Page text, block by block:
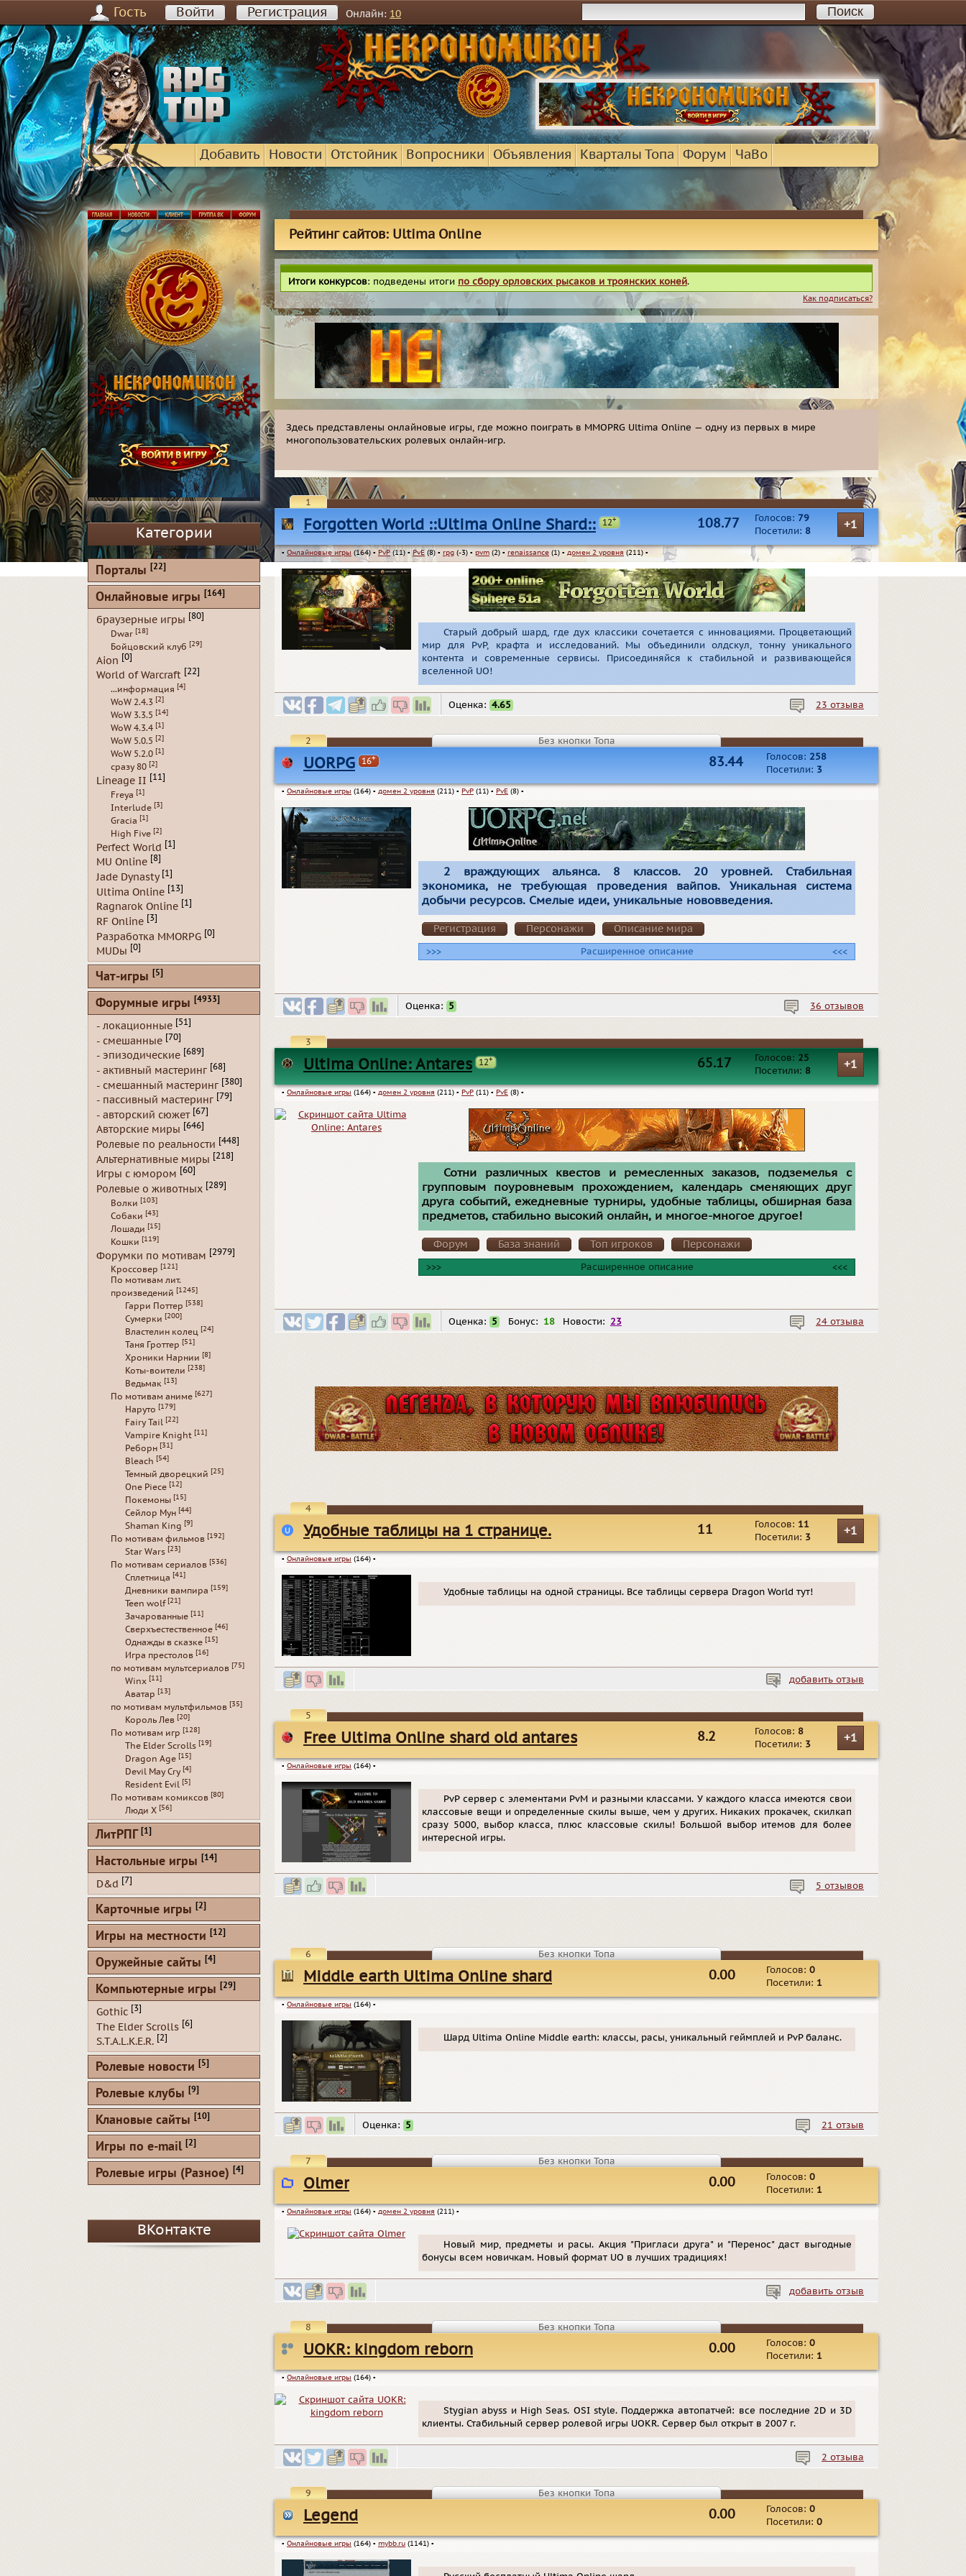
Гость Войти Регистрация Онлайн: 10
Добавить Новости Отстойник Вопросники Объявления Кварталы Топа Форум ЧаВо
Рейтинг сайтов: Ultima Online
Итоги конкурсов: подведены итоги по сбору орловских рысаков и троянских коней.
Как подписаться?
Здесь представлены онлайновые игры, где можно поиграть в MMOPRG Ultima Online — одну из первых в мире
многопользовательских ролевых онлайн-игр.
1
Forgotten World ::Ultima Online Shard:: 12+ +1
Голосов: 79
Посетили: 8
108.77
▪ Онлайновые игры (164) ▪ PvP(11) ▪PvE (8) ▪ rpg (-3) ▪ pvm (2) ▪ renaissance (1) ▪ домен 2 уровня (211) ▪
Старый добрый шард, где дух классики сочетается с инновациями. Процветающий
мир для PvP, крафта и исследований. Мы объединили олдскул, тонну уникального
контента и современные сервисы. Присоединяйся к стабильной и развивающейся
вселенной UO!
Оценка: 4.65 23 отзыва
Без кнопки Топа
2
UORPG 16+ Голосов: 258
Посетили: 3
83.44
▪ Онлайновые игры (164) ▪ домен 2 уровня (211) ▪ PvP (11) ▪ PvE (8) ▪
2 враждующих альянса. 8 классов. 20 уровней. Cтабильная
экономика, не требующая проведения вайпов. Уникальная система
добычи ресурсов. Cмелые идеи, уникальные нововведения.
Регистрация Персонажи Описание мира
>>> Расширенное описание <<<
Оценка: 5 36 отзывов
3
Ultima Online: Antares 12+ +1
Голосов: 25
Посетили: 8
65.17
▪ Онлайновые игры (164) ▪ домен 2 уровня (211) ▪ PvP (11) ▪ PvE (8) ▪
Сотни различных квестов и ремесленных заказов, подземелья с
групповым поуровневым прохождением, календарь сменяющих друг
друга событий, ежедневные турниры, удобные таблицы, обширная база
предметов, стабильно высокий онлайн, и многое-многое другое!
Форум База знаний Топ игроков Персонажи
>>> Расширенное описание <<<
Оценка: 5 Бонус: 18 Новости: 23 24 отзыва
4
Удобные таблицы на 1 странице. +1
Голосов: 11
Посетили: 3
11
▪ Онлайновые игры (164) ▪
Удобные таблицы на одной страницы. Все таблицы сервера Dragon World тут!
добавить отзыв
5
Free Ultima Online shard old antares +1
Голосов: 8
Посетили: 3
8.2
▪ Онлайновые игры (164) ▪
PvP сервер с элементами PvM и разными классами. У каждого класса имеются свои
классовые вещи и определенные скилы выше, чем у других. Никаких прокачек, скилкап
сразу 5000, выбор класса, плюс классовые скилы! Большой выбор итемов для более
интересной игры.
5 отзывов
Без кнопки Топа
6
Middle earth Ultima Online shard Голосов: 0
Посетили: 1
0.00
▪ Онлайновые игры (164) ▪
Шард Ultima Online Middle earth: классы, расы, уникальный геймплей и PvP баланс.
Оценка: 5 21 отзыв
Без кнопки Топа
7
Olmer Голосов: 0
Посетили: 1
0.00
▪ Онлайновые игры (164) ▪ домен 2 уровня (211) ▪
Новый мир, предметы и расы. Акция "Пригласи друга" и "Перенос" даст выгодные
бонусы всем новичкам. Новый формат UO в лучших традициях!
добавить отзыв
Без кнопки Топа
8
UOKR: kingdom reborn Голосов: 0
Посетили: 1
0.00
▪ Онлайновые игры (164) ▪
Stygian abyss и High Seas. OSI style. Поддержка автопатчей: все последние 2D и 3D
клиенты. Стабильный сервер ролевой игры UOKR. Сервер был открыт в 2007 г.
2 отзыва
Без кнопки Топа
9
Legend Голосов: 0
Посетили: 0
0.00
▪ Онлайновые игры (164) ▪ mybb.ru (1141) ▪
Категории
Порталы [22]
Онлайновые игры [164]
браузерные игры [80]
Dwar [18]
Бойцовский клуб [29]
Aion [0]
World of Warcraft [22]
...информация [4]
WoW 2.4.3 [2]
WoW 3.3.5 [14]
WoW 4.3.4 [1]
WoW 5.0.5 [2]
WoW 5.2.0 [1]
сразу 80 [2]
Lineage II [11]
Freya [1]
Interlude [3]
Gracia [1]
High Five [2]
Perfect World [1]
MU Online [8]
Jade Dynasty [1]
Ultima Online [13]
Ragnarok Online [1]
RF Online [3]
Разработка MMORPG [0]
MUDы [0]
Чат-игры [5]
Форумные игры [4933]
- локационные [51]
- смешанные [70]
- эпизодические [689]
- активный мастеринг [68]
- смешанный мастеринг [380]
- пассивный мастеринг [79]
- авторский сюжет [67]
Авторские миры [646]
Ролевые по реальности [448]
Альтернативные миры [218]
Игры с юмором [60]
Ролевые о животных [289]
Волки [103]
Собаки [43]
Лошади [15]
Кошки [119]
Форумки по мотивам [2979]
Кроссовер [121]
По мотивам лит.
произведений [1245]
Гарри Поттер [538]
Сумерки [200]
Властелин колец [24]
Таня Гроттер [51]
Хроники Нарнии [8]
Коты-воители [238]
Ведьмак [13]
По мотивам аниме [627]
Наруто [179]
Fairy Tail [22]
Vampire Knight [11]
Реборн [31]
Bleach [54]
Темный дворецкий [25]
One Piece [12]
Покемоны [15]
Сейлор Мун [44]
Shaman King [9]
По мотивам фильмов [192]
Star Wars [23]
По мотивам сериалов [536]
Сплетница [41]
Дневники вампира [159]
Teen wolf [21]
Зачарованные [11]
Сверхъестественное [46]
Однажды в сказке [15]
Игра престолов [16]
по мотивам мультсериалов [75]
Winx [11]
Аватар [13]
по мотивам мультфильмов [35]
Король Лев [20]
По мотивам игр [128]
The Elder Scrolls [19]
Dragon Age [15]
Devil May Cry [4]
Resident Evil [5]
По мотивам комиксов [80]
Люди Х [56]
ЛитРПГ [1]
Настольные игры [14]
D&d [7]
Карточные игры [2]
Игры на местности [12]
Оружейные сайты [4]
Компьютерные игры [29]
Gothic [3]
The Elder Scrolls [6]
S.T.A.L.K.E.R. [2]
Ролевые новости [5]
Ролевые клубы [9]
Клановые сайты [10]
Игры по e-mail [2]
Ролевые игры (Разное) [4]
ВКонтакте